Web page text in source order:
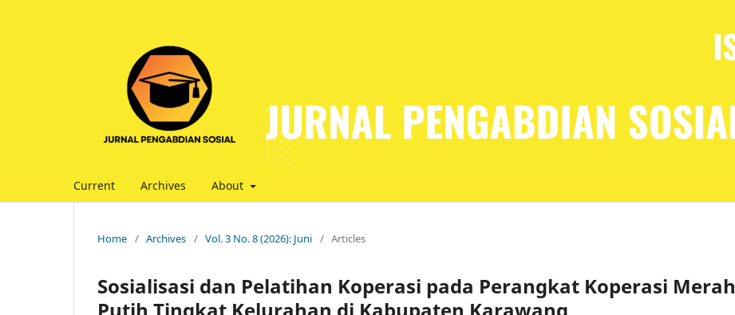
Current Archives About
Home / Archives / Vol. 3 No. 8 (2026): Juni / Articles
Sosialisasi dan Pelatihan Koperasi pada Perangkat Koperasi Merah